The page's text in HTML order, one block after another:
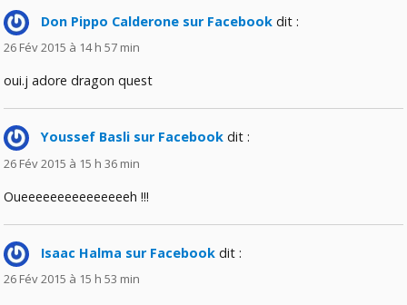
Don Pippo Calderone sur Facebook dit :
26 Fév 2015 à 14 h 57 min
oui.j adore dragon quest
Youssef Basli sur Facebook dit :
26 Fév 2015 à 15 h 36 min
Oueeeeeeeeeeeeeeeh !!!
Isaac Halma sur Facebook dit :
26 Fév 2015 à 15 h 53 min